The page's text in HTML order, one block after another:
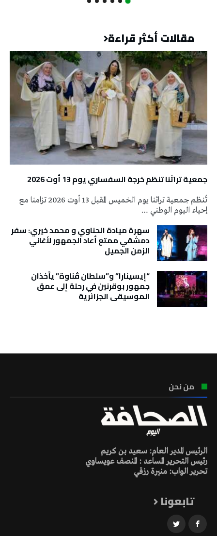
مقالات أكثر قراءة
جمعية تراثنا تنَظم خرجة السفساري يوم 13 أوت 2026
تُنظم جمعية تراثنا يوم الخميس المقبل 13 أوت 2026 تزامنا مع
إحياء اليوم الوطني …
سهرة ميادة الحناوي و محمد خيري: سفر
دمشقي ممتع أعاد الجمهور لأغاني
الزمن الجميل
“إيسينارا” و”سلطان ڤناوة” يأخذان
جمهور بوقرنين في رحلة إلى عمق
الموسيقى الجزائرية
من نحن
الرئيس المدير العام: سعيد بن كريم
رئيس التحرير المساعد : المنصف عويساوي
تحرير الواب: منيرة رزقي
تابعونا